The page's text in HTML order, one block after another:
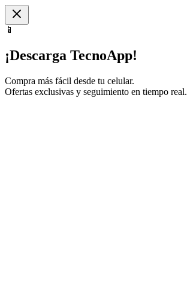
📱
¡Descarga TecnoApp!
Compra más fácil desde tu celular.
Ofertas exclusivas y seguimiento en tiempo real.